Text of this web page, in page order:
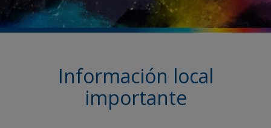
Información local
importante